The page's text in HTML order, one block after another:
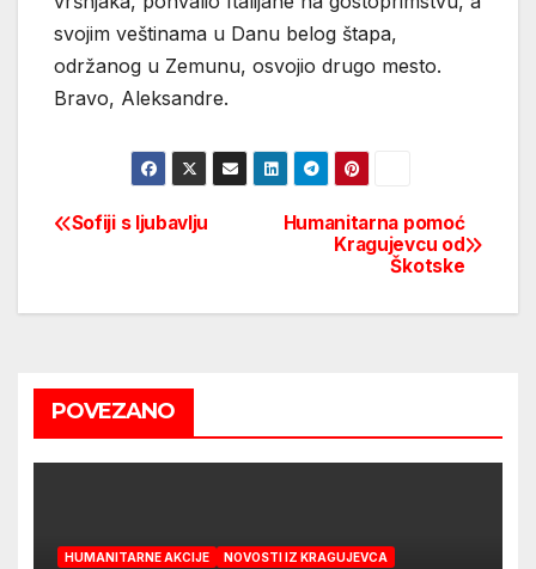
svojim veštinama u Danu belog štapa,
održanog u Zemunu, osvojio drugo mesto.
Bravo, Aleksandre.
Post
Humanitarna pomoć
Kragujevcu od
Škotske
Sofiji s ljubavlju
POVEZANO
HUMANITARNE AKCIJE NOVOSTI IZ KRAGUJEVCA